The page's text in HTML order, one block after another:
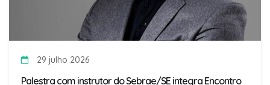
29 julho 2026
Palestra com instrutor do Sebrae/SE integra Encontro